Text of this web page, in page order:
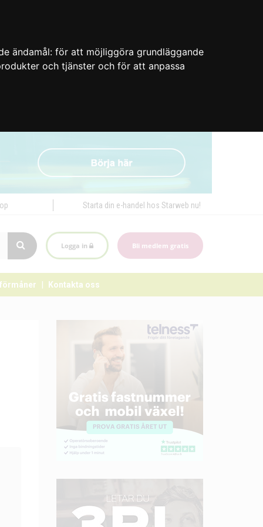
ändamål: för att möjliggöra grundläggande
och tjänster och för att anpassa
Starta din e-handel hos Starweb nu!
Logga in Bli medlem gratis
Kontakta oss